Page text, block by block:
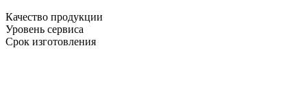
Качество продукции
Уровень сервиса
Срок изготовления